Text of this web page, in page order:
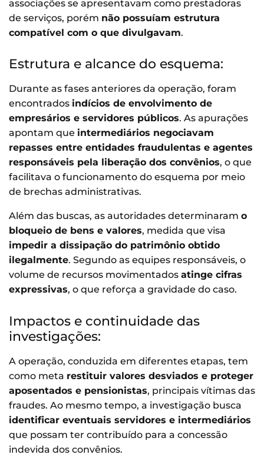
associações se apresentavam como prestadoras
de serviços, porém não possuíam estrutura
compatível com o que divulgavam.
Estrutura e alcance do esquema:
Durante as fases anteriores da operação, foram
encontrados indícios de envolvimento de
empresários e servidores públicos. As apurações
apontam que intermediários negociavam
repasses entre entidades fraudulentas e agentes
responsáveis pela liberação dos convênios, o que
facilitava o funcionamento do esquema por meio
de brechas administrativas.
Além das buscas, as autoridades determinaram o
bloqueio de bens e valores, medida que visa
impedir a dissipação do patrimônio obtido
ilegalmente. Segundo as equipes responsáveis, o
volume de recursos movimentados atinge cifras
expressivas, o que reforça a gravidade do caso.
Impactos e continuidade das
investigações:
A operação, conduzida em diferentes etapas, tem
como meta restituir valores desviados e proteger
aposentados e pensionistas, principais vítimas das
fraudes. Ao mesmo tempo, a investigação busca
identificar eventuais servidores e intermediários
que possam ter contribuído para a concessão
indevida dos convênios.